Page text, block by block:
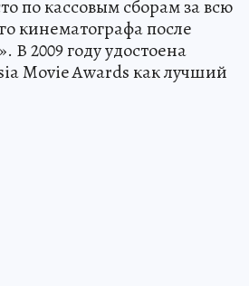
по кассовым сборам за всю
кинематографа после
В 2009 году удостоена
Movie Awards как лучший